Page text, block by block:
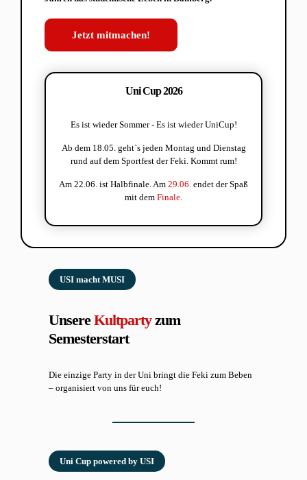
Jetzt mitmachen!
Uni Cup 2026
Es ist wieder Sommer - Es ist wieder UniCup!
Ab dem 18.05. geht`s jeden Montag und Dienstag
rund auf dem Sportfest der Feki. Kommt rum!
Am 22.06. ist Halbfinale. Am 29.06. endet der Spaß
mit dem Finale
USI macht MUSI
UnsereKultpartyzum
Semesterstart
Die einzige Party in der Uni bringt die Feki zum Beben
– organisiert von uns für euch!
Uni Cup powered by USI